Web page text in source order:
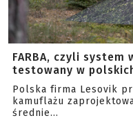
FARBA, czyli system
testowany w
Polska firma Lesovik
kamuflażu
średnie...